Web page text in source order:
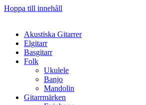
Hoppa till innehåll
Akustiska Gitarrer
Elgitarr
Basgitarr
Folk
Ukulele
Banjo
Mandolin
Gitarrmärken